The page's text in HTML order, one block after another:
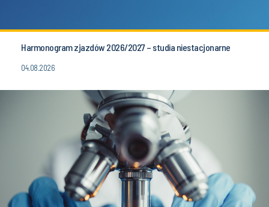
Harmonogram zjazdów 2026/2027 – studia niestacjonarne
04.08.2026